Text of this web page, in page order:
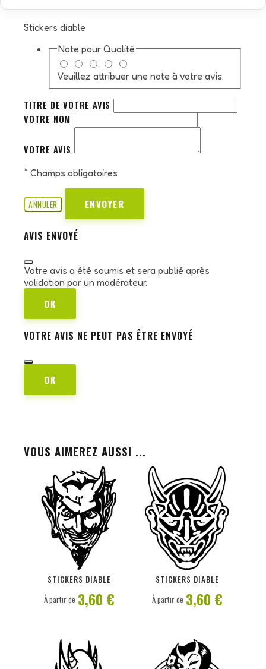
Stickers diable
Note pour Qualité
Veuillez attribuer une note à votre avis.
TITRE DE VOTRE AVIS
VOTRE NOM
VOTRE AVIS
* Champs obligatoires
ANNULER ENVOYER
AVIS ENVOYÉ
Votre avis a été soumis et sera publié après
validation par un modérateur.
OK
VOTRE AVIS NE PEUT PAS ÊTRE ENVOYÉ
OK
VOUS AIMEREZ AUSSI ...
STICKERS DIABLE
PERSONNALISER
À partir de 3,60 €
STICKERS DIABLE
PERSONNALISER
À partir de 3,60 €